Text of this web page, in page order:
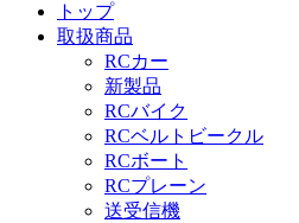
トップ
取扱商品
RCカー
新製品
RCバイク
RCベルトビークル
RCボート
RCプレーン
送受信機